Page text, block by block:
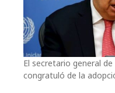
El secretario general
congratuló de la